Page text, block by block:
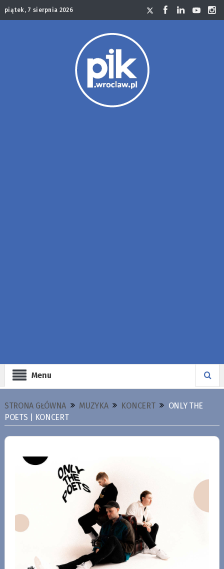
piątek, 7 sierpnia 2026
Menu
STRONA GŁÓWNA MUZYKA KONCERT
ONLY THE
POETS | KONCERT